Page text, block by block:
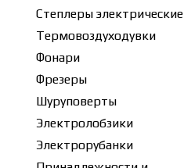
Степлеры электрические
Термовоздуходувки
Фонари
Фрезеры
Шуруповерты
Электролобзики
Электрорубанки